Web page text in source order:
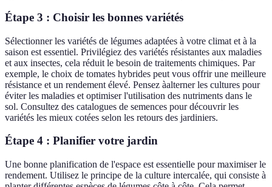
Étape 3 : Choisir les bonnes variétés
Sélectionner les variétés de légumes adaptées à votre climat et à la
saison est essentiel. Privilégiez des variétés résistantes aux maladies
et aux insectes, cela réduit le besoin de traitements chimiques. Par
exemple, le choix de tomates hybrides peut vous offrir une meilleure
résistance et un rendement élevé. Pensez àalterner les cultures pour
éviter les maladies et optimiser l'utilisation des nutriments dans le
sol. Consultez des catalogues de semences pour découvrir les
variétés les mieux cotées selon les retours des jardiniers.
Étape 4 : Planifier votre jardin
Une bonne planification de l'espace est essentielle pour maximiser le
rendement. Utilisez le principe de la culture intercalée, qui consiste à